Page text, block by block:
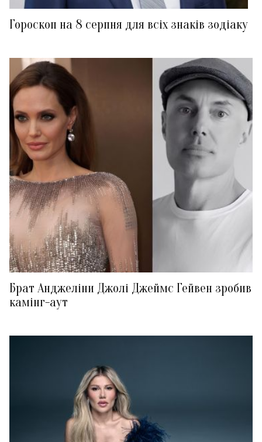
Гороскоп на 8 серпня для всіх знаків зодіаку
Брат Анджеліни Джолі Джеймс Гейвен зробив
камінг-аут